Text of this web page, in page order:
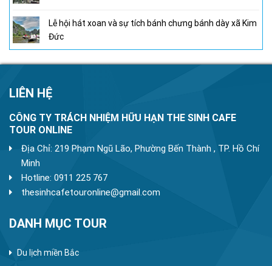
Lễ hội hát xoan và sự tích bánh chưng bánh dày xã Kim
Đức
LIÊN HỆ
CÔNG TY TRÁCH NHIỆM HỮU HẠN THE SINH CAFE
TOUR ONLINE
Địa Chỉ: 219 Phạm Ngũ Lão, Phường Bến Thành , TP. Hồ Chí
Minh
Hotline: 0911 225 767
thesinhcafetouronline@gmail.com
DANH MỤC TOUR
Du lịch miền Bắc